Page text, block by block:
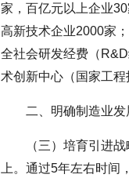
家，百亿元以上企业
高新技术企业2000家
全社会研发经费（
术创新中心（国家工程
二、明确制造业发
（三）培育引进
上。通过5年左右时